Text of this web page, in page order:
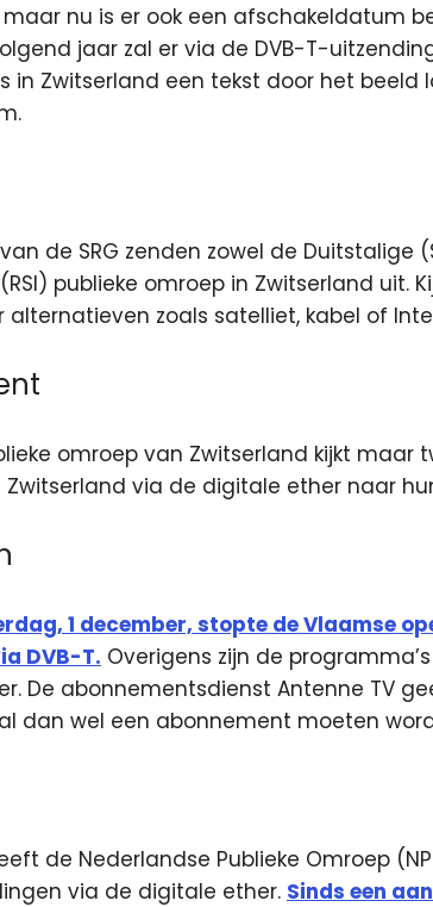
nu is er ook een afschakeldatum
jaar zal er via de DVB-T-
in Zwitserland een tekst door het beeld
de SRG zenden zowel de Duitstalige
publieke omroep in Zwitserland uit.
alternatieven zoals satelliet, kabel of
omroep van Zwitserland kijkt maar
Zwitserland via de digitale ether naar
1 december, stopte de Vlaamse
DVB-T. Overigens zijn de
De abonnementsdienst Antenne TV
dan wel een abonnement moeten
de Nederlandse Publieke Omroep
via de digitale ether. Sinds een